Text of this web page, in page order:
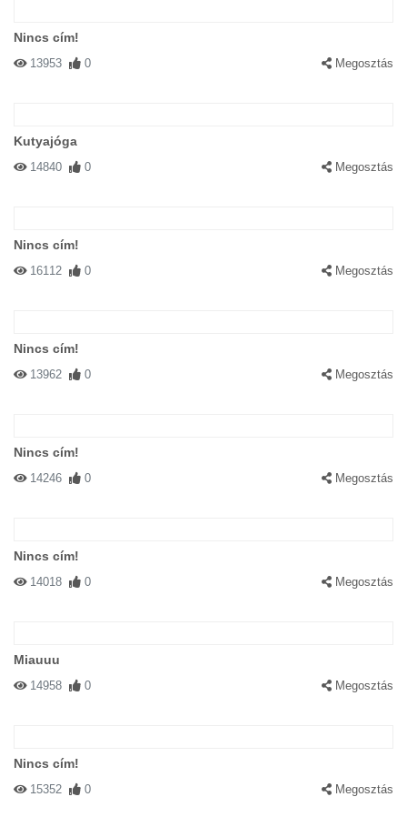
Nincs cím!
13953 0 Megosztás
Kutyajóga
14840 0 Megosztás
Nincs cím!
16112 0 Megosztás
Nincs cím!
13962 0 Megosztás
Nincs cím!
14246 0 Megosztás
Nincs cím!
14018 0 Megosztás
Miauuu
14958 0 Megosztás
Nincs cím!
15352 0 Megosztás